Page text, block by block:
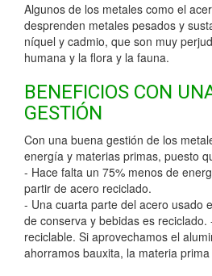
Algunos de los metales como el
desprenden metales pesados y
níquel y cadmio, que son muy
humana y la flora y la fauna.
BENEFICIOS CON
GESTIÓN
Con una buena gestión de los
energía y materias primas, puesto
- Hace falta un 75% menos de
partir de acero reciclado.
- Una cuarta parte del acero usado
de conserva y bebidas es reciclado.
reciclable. Si aprovechamos el
ahorramos bauxita, la materia